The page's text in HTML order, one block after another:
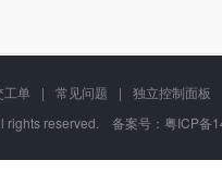
工单 | 常见问题 |
独立控制面板
rights reserved. 备案号： 粤ICP备